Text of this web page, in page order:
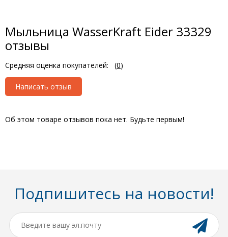
Мыльница WasserKraft Eider 33329
отзывы
Средняя оценка покупателей: (0)
Написать отзыв
Об этом товаре отзывов пока нет. Будьте первым!
Подпишитесь на новости!